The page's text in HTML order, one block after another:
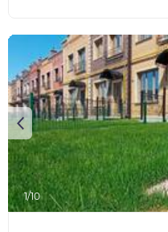
1/10